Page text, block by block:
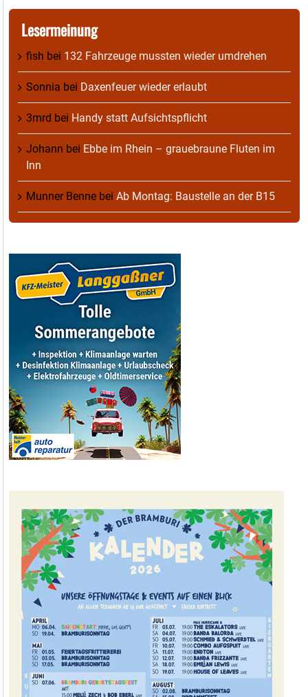
Lesermeinung
fish bei 132 Fahrzeuge mussten wieder umdrehen
Sonnia bei Daxenfeuer wieder erlaubt
3mrd bei Handy statt Aufsichtspflicht
Johann bei Ebbe im Rhein – grauebraune Fluten im
Inn
Munner Benne bei Ab Montag: Baustelle an der B15